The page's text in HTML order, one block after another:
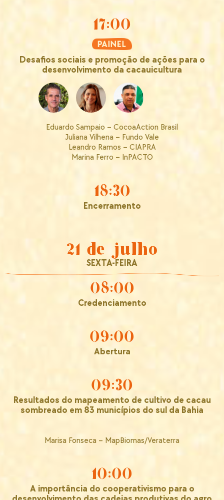
17:00
Desafios sociais e promoção de ações para o
desenvolvimento da cacauicultura
Eduardo Sampaio – CocoaAction Brasil
Juliana Vilhena – Fundo Vale
Leandro Ramos – CIAPRA
Marina Ferro – InPACTO
18:30
Encerramento
21 de julho
SEXTA-FEIRA
08:00
Credenciamento
09:00
Abertura
09:30
Resultados do mapeamento de cultivo de cacau
sombreado em 83 municípios do sul da Bahia
Marisa Fonseca – MapBiomas/Veraterra
10:00
A importância do cooperativismo para o